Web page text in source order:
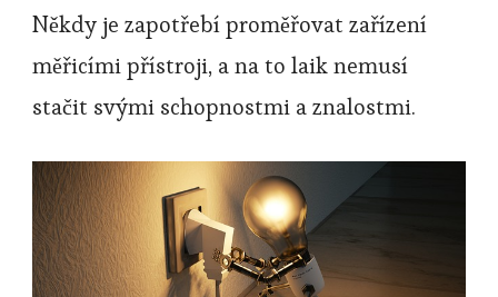
Někdy je zapotřebí proměřovat zařízení
měřicími přístroji, a na to laik nemusí
stačit svými schopnostmi a znalostmi.